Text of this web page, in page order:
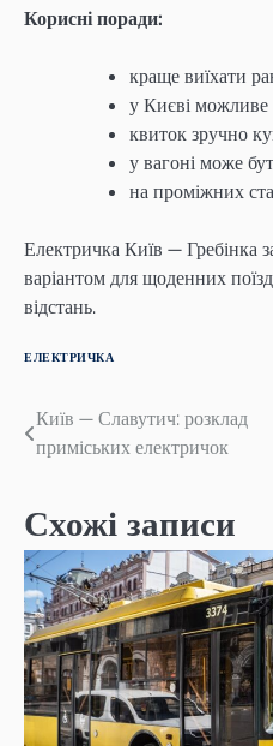
Корисні поради:
краще виїхати
у Києві можливе
квиток зручно
у вагоні може
на проміжних
Електричка Київ — Гребінка
варіантом для щоденних
відстань.
ЕЛЕКТРИЧКА
Навігація
записів
Київ — Славутич: розклад
приміських електричок
Схожі записи